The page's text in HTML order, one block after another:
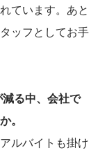
ています。あと
ッフとしてお手
る中、会社で
。
ルバイトも掛け